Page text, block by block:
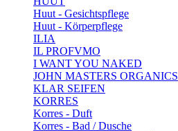
Huut - Gesichtspflege
Huut - Körperpflege
ILIA
IL PROFVMO
I WANT YOU NAKED
JOHN MASTERS ORGANICS
KLAR SEIFEN
KORRES
Korres - Duft
Korres - Bad / Dusche